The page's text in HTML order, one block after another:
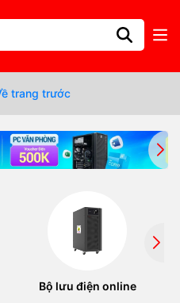
trang trước
Bộ lưu điện online